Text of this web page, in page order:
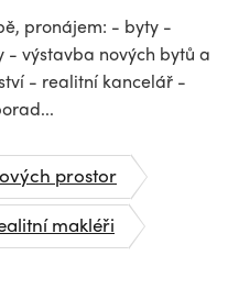
pronájem: - byty -
- výstavba nových bytů a
- realitní kancelář -
prostor
makléři